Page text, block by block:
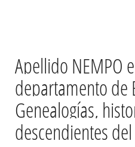
Apellido NEMPO
departamento de
Genealogías,
descendientes